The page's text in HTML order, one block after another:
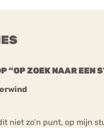
“OP ZOEK NAAR EEN
niet zo’n punt, op mijn